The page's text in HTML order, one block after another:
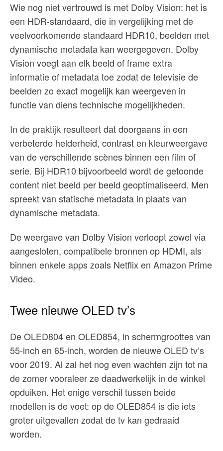
Wie nog niet vertrouwd is met Dolby Vision: het is
een HDR-standaard, die in vergelijking met de
veelvoorkomende standaard HDR10, beelden met
dynamische metadata kan weergegeven. Dolby
Vision voegt aan elk beeld of frame extra
informatie of metadata toe zodat de televisie de
beelden zo exact mogelijk kan weergeven in
functie van diens technische mogelijkheden.
In de praktijk resulteert dat doorgaans in een
verbeterde helderheid, contrast en kleurweergave
van de verschillende scènes binnen een film of
serie. Bij HDR10 bijvoorbeeld wordt de getoonde
content niet beeld per beeld geoptimaliseerd. Men
spreekt van statische metadata in plaats van
dynamische metadata.
De weergave van Dolby Vision verloopt zowel via
aangesloten, compatibele bronnen op HDMI, als
binnen enkele apps zoals Netflix en Amazon Prime
Video.
Twee nieuwe OLED tv’s
De OLED804 en OLED854, in schermgroottes van
55-inch en 65-inch, worden de nieuwe OLED tv’s
voor 2019. Al zal het nog even wachten zijn tot na
de zomer vooraleer ze daadwerkelijk in de winkel
opduiken. Het enige verschil tussen beide
modellen is de voet: op de OLED854 is die iets
groter uitgevallen zodat de tv kan gedraaid
worden.